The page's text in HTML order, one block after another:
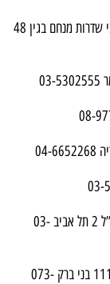
נחום סגול רפואת משפחה, ילדים, הפרעות קשב וריכוז מכבי שדרות מנחם בגין 48
בן עמית פסיכיאטריה מרכז רפואי שיקומי רעות שדרות החי”ל 2 תל אביב 03-
בן עמית פסיכיאטריה עמותה שיקומית מעל”ה הרב כהנמן 111 בני ברק 073-